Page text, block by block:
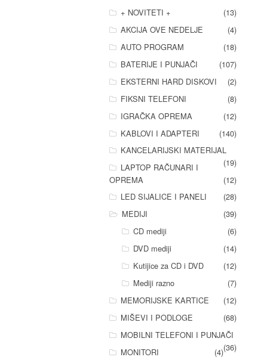
+ NOVITETI +
(13)
AKCIJA OVE NEDELJE
(4)
AUTO PROGRAM
(18)
BATERIJE I PUNJAČI
(107)
EKSTERNI HARD DISKOVI
(2)
FIKSNI TELEFONI
(8)
IGRAČKA OPREMA
(12)
KABLOVI I ADAPTERI
(140)
KANCELARIJSKI MATERIJAL
(19)
LAPTOP RAČUNARI I
OPREMA
(12)
LED SIJALICE I PANELI
(28)
MEDIJI
(39)
CD mediji
(6)
DVD mediji
(14)
Kutijice za CD i DVD
(12)
Mediji razno
(7)
MEMORIJSKE KARTICE
(12)
MIŠEVI I PODLOGE
(68)
MOBILNI TELEFONI I PUNJAČI
(36)
MONITORI
(4)